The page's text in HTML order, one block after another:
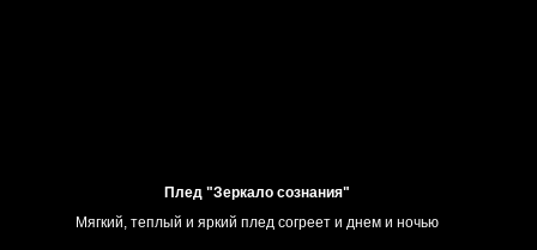
Плед "Зеркало сознания"
Мягкий, теплый и яркий плед согреет и днем и ночью